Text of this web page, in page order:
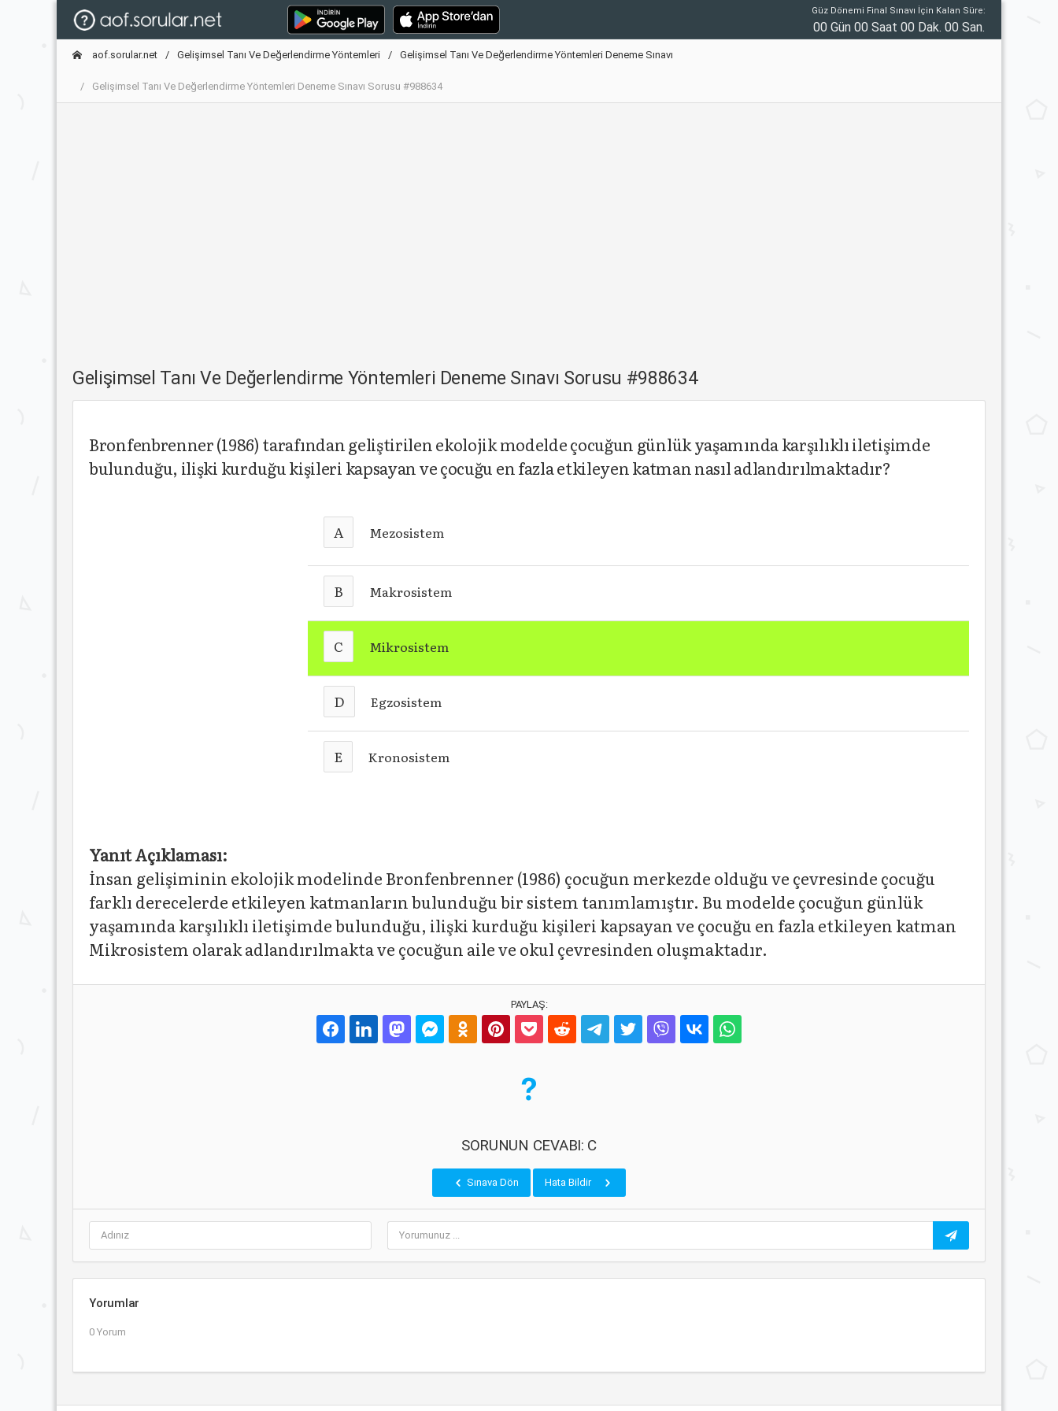
Güz Dönemi Final Sınavı İçin Kalan Süre:
00 Gün 00 Saat 00 Dak. 00 San.
aof.sorular.net Gelişimsel Tanı Ve Değerlendirme Yöntemleri Gelişimsel Tanı Ve Değerlendirme Yöntemleri Deneme Sınavı
Gelişimsel Tanı Ve Değerlendirme Yöntemleri Deneme Sınavı Sorusu #988634
Gelişimsel Tanı Ve Değerlendirme Yöntemleri Deneme Sınavı Sorusu #988634
Bronfenbrenner (1986) tarafından geliştirilen ekolojik modelde çocuğun günlük yaşamında karşılıklı iletişimde
bulunduğu, ilişki kurduğu kişileri kapsayan ve çocuğu en fazla etkileyen katman nasıl adlandırılmaktadır?
A Mezosistem
B Makrosistem
C Mikrosistem
D Egzosistem
E Kronosistem
Yanıt Açıklaması:
İnsan gelişiminin ekolojik modelinde Bronfenbrenner (1986) çocuğun merkezde olduğu ve çevresinde çocuğu
farklı derecelerde etkileyen katmanların bulunduğu bir sistem tanımlamıştır. Bu modelde çocuğun günlük
yaşamında karşılıklı iletişimde bulunduğu, ilişki kurduğu kişileri kapsayan ve çocuğu en fazla etkileyen katman
Mikrosistem olarak adlandırılmakta ve çocuğun aile ve okul çevresinden oluşmaktadır.
PAYLAŞ:
SORUNUN CEVABI: C
Sınava Dön Hata Bildir
Yorumlar
0 Yorum